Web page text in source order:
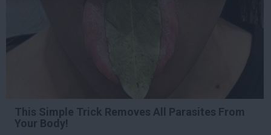
This Simple Trick Removes All Parasites From
Your Body!